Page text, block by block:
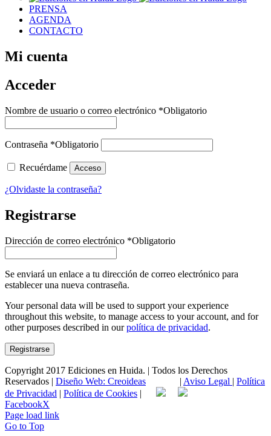
PRENSA
AGENDA
CONTACTO
Mi cuenta
Acceder
Nombre de usuario o correo electrónico *Obligatorio
Contraseña *Obligatorio
Recuérdame Acceso
¿Olvidaste la contraseña?
Registrarse
Dirección de correo electrónico *Obligatorio
Se enviará un enlace a tu dirección de correo electrónico para
establecer una nueva contraseña.
Your personal data will be used to support your experience
throughout this website, to manage access to your account, and for
other purposes described in ourpolítica de privacidad.
Registrarse
Copyright 2017 Ediciones en Huida. | Todos los Derechos
Reservados | Diseño Web: Creoideas | Aviso Legal | Política
de Privacidad | Política de Cookies |
FacebookX
Page load link
Go to Top